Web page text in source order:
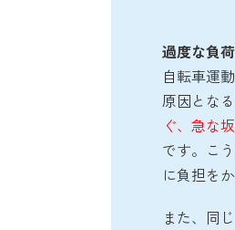
過度な負
自転車運
原因とな
ぐ、急な
です。こ
に負担を
また、同